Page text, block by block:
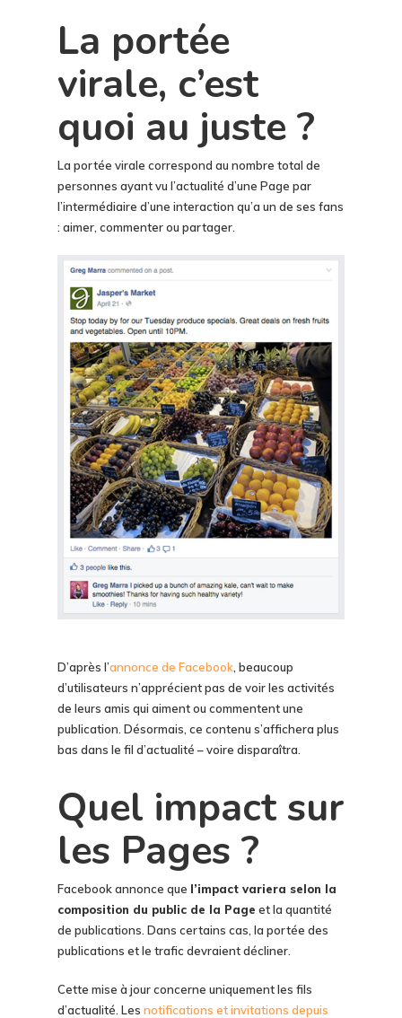
La portée
virale, c’est
quoi au juste ?
La portée virale correspond au nombre total de
personnes ayant vu l’actualité d’une Page par
l’intermédiaire d’une interaction qu’a un de ses fans
: aimer, commenter ou partager.
D’après l’annonce de Facebook , beaucoup
d’utilisateurs n’apprécient pas de voir les activités
de leurs amis qui aiment ou commentent une
publication. Désormais, ce contenu s’affichera plus
bas dans le fil d’actualité – voire disparaîtra.
Quel impact sur
les Pages ?
Facebook annonce que l’impact variera selon la
composition du public de la Page et la quantité
de publications. Dans certains cas, la portée des
publications et le trafic devraient décliner.
Cette mise à jour concerne uniquement les fils
d’actualité. Les notifications et invitations depuis